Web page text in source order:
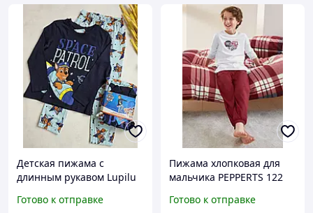
Детская пижама с
длинным рукавом Lupilu
Готово к отправке
Пижама хлопковая для
мальчика PEPPERTS 122
Готово к отправке